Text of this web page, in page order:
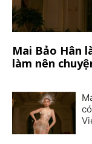
Mai Bảo Hân
làm nên